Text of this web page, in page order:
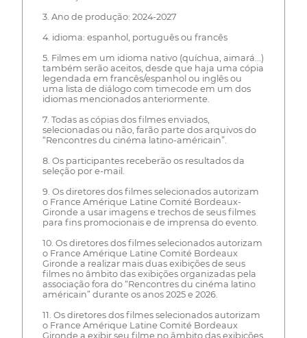
3. Ano de produção: 2024-2027
4. idioma: espanhol, português ou francês
5. Filmes em um idioma nativo (quíchua, aimará...)
também serão aceitos, desde que haja uma cópia
legendada em francês/espanhol ou inglês ou
uma lista de diálogo com timecode em um dos
idiomas mencionados anteriormente.
7. Todas as cópias dos filmes enviados,
selecionadas ou não, farão parte dos arquivos do
“Rencontres du cinéma latino-américain”.
8. Os participantes receberão os resultados da
seleção por e-mail.
9. Os diretores dos filmes selecionados autorizam
o France Amérique Latine Comité Bordeaux-
Gironde a usar imagens e trechos de seus filmes
para fins promocionais e de imprensa do evento.
10. Os diretores dos filmes selecionados autorizam
o France Amérique Latine Comité Bordeaux
Gironde a realizar mais duas exibições de seus
filmes no âmbito das exibições organizadas pela
associação fora do “Rencontres du cinéma latino
américain” durante os anos 2025 e 2026.
11. Os diretores dos filmes selecionados autorizam
o France Amérique Latine Comité Bordeaux
Gironde a exibir seu filme no âmbito das exibições